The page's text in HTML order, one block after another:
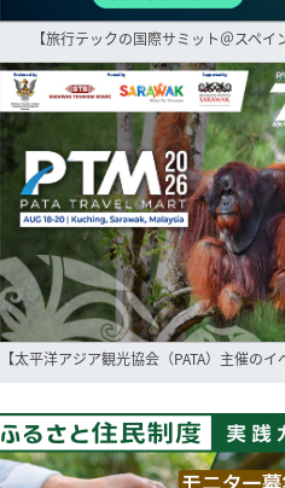
【旅行テックの国際サミット＠スペイ
【太平洋アジア観光協会（PATA）主催のイ